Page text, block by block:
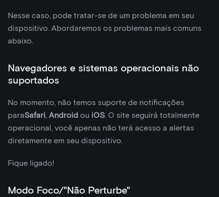
Nesse caso, pode tratar-se de um problema em seu
dispositivo. Abordaremos os problemas mais comuns
abaixo.
Navegadores e sistemas operacionais não
suportados
No momento, não temos suporte de notificações
paraSafari, Android ou iOS. O site seguirá totalmente
operacional, você apenas não terá acesso a alertas
diretamente em seu dispositivo.
Fique ligado!
Modo Foco/"Não Perturbe"